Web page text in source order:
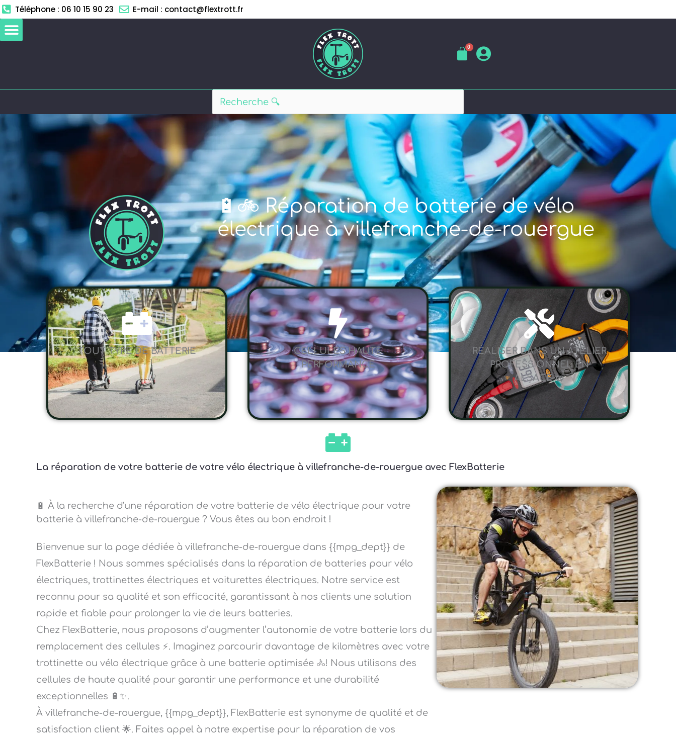
Aller
au
contenu
Téléphone : 06 10 15 90 23 E-mail : contact@flextrott.fr
🔋🚲 Réparation de batterie de vélo
électrique à villefranche-de-rouergue
TOUT TYPE DE BATTERIE
CELLULES HAUTE
PERFORMANCE
RÉALISER DANS UN ATELIER
PROFESSIONNEL EN
ALSACE 🥨
La réparation de votre batterie de votre vélo électrique à villefranche-de-rouergue avec FlexBatterie
🔋 À la recherche d'une réparation de votre batterie de vélo électrique pour votre
batterie à villefranche-de-rouergue ? Vous êtes au bon endroit !
Bienvenue sur la page dédiée à villefranche-de-rouergue dans {{mpg_dept}} de
FlexBatterie ! Nous sommes spécialisés dans la réparation de batteries pour vélo
électriques, trottinettes électriques et voiturettes électriques. Notre service est
reconnu pour sa qualité et son efficacité, garantissant à nos clients une solution
rapide et fiable pour prolonger la vie de leurs batteries.
Chez FlexBatterie, nous proposons d’augmenter l’autonomie de votre batterie lors du
remplacement des cellules ⚡. Imaginez parcourir davantage de kilomètres avec votre
trottinette ou vélo électrique grâce à une batterie optimisée 🚴! Nous utilisons des
cellules de haute qualité pour garantir une performance et une durabilité
exceptionnelles 🔋✨.
À villefranche-de-rouergue, {{mpg_dept}}, FlexBatterie est synonyme de qualité et de
satisfaction client 🌟. Faites appel à notre expertise pour la réparation de vos